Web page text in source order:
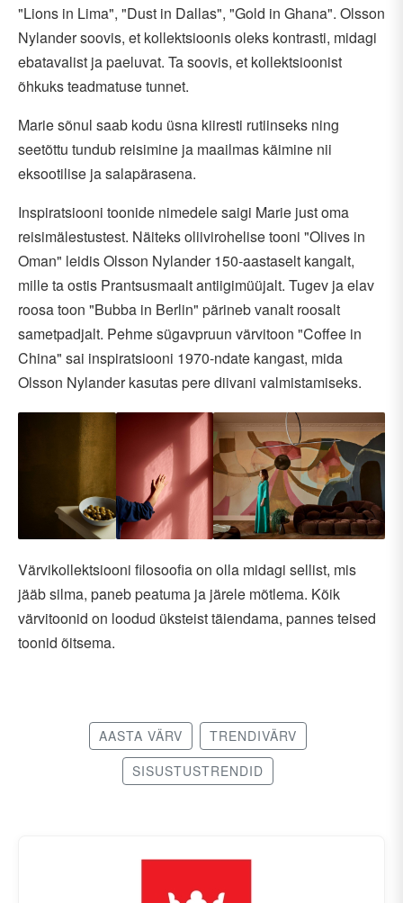
"Lions in Lima", "Dust in Dallas", "Gold in Ghana". Olsson
Nylander soovis, et kollektsioonis oleks kontrasti, midagi
ebatavalist ja paeluvat. Ta soovis, et kollektsioonist
õhkuks teadmatuse tunnet.
Marie sõnul saab kodu üsna kiiresti rutiinseks ning
seetõttu tundub reisimine ja maailmas käimine nii
eksootilise ja salapärasena.
Inspiratsiooni toonide nimedele saigi Marie just oma
reisimälestustest. Näiteks oliivirohelise tooni "Olives in
Oman" leidis Olsson Nylander 150-aastaselt kangalt,
mille ta ostis Prantsusmaalt antiigimüüjalt. Tugev ja elav
roosa toon "Bubba in Berlin" pärineb vanalt roosalt
sametpadjalt. Pehme sügavpruun värvitoon "Coffee in
China" sai inspiratsiooni 1970-ndate kangast, mida
Olsson Nylander kasutas pere diivani valmistamiseks.
Värvikollektsiooni filosoofia on olla midagi sellist, mis
jääb silma, paneb peatuma ja järele mõtlema. Kõik
värvitoonid on loodud üksteist täiendama, pannes teised
toonid õitsema.
AASTA VÄRV
TRENDIVÄRV
SISUSTUSTRENDID